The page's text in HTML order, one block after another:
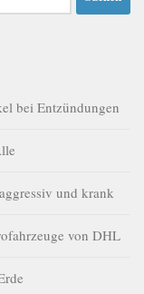
bei Entzündungen
und krank
von DHL